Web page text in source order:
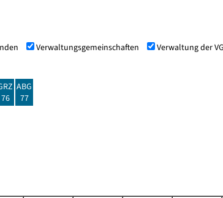
Verwaltungsgemeinschaften Verwaltung der
76
ABG
77